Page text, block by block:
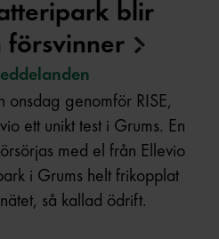
blir
försvinner
onsdag genomför RISE,
ett unikt test i Grums. En
med el från Ellevio
i Grums helt frikopplat
så kallad ödrift.